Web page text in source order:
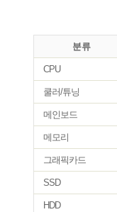
분류
CPU
쿨러/튜닝
메인보드
메모리
그래픽카드
SSD
HDD